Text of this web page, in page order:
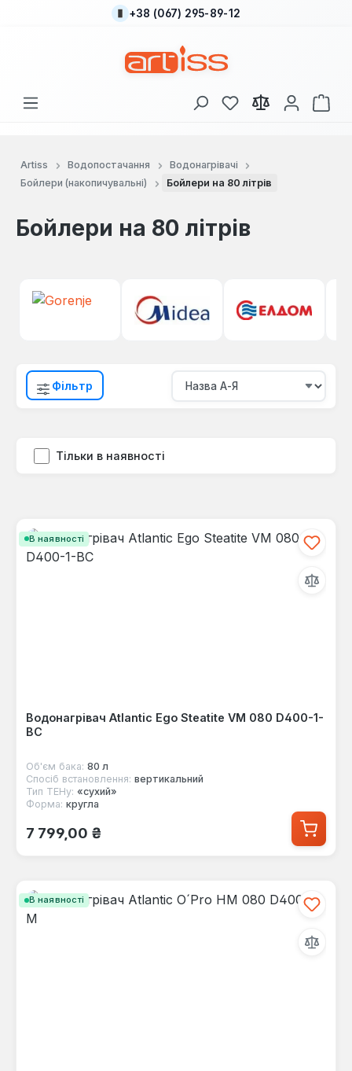
Перейти до основного вмісту
+38 (067) 295-89-12
У вас є 0 у списку
Artiss Водопостачання
Водонагрівачі
Бойлери (накопичувальні)
Бойлери на 80 літрів
Бойлери на 80 літрів
Фільтр
Тільки в наявності
В наявності
Водонагрівач Atlantic Ego Steatite VM 080 D400-1-
BC
Об'єм бака: 80 л
Спосіб встановлення: вертикальний
Тип ТЕНу: «сухий»
Форма: кругла
Звичайна ціна:
7 799,00 ₴
В наявності